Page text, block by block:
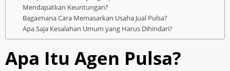
Mendapatkan Keuntungan?
Bagaimana Cara Memasarkan Usaha Jual Pulsa?
Apa Saja Kesalahan Umum yang Harus Dihindari?
Apa Itu Agen Pulsa?